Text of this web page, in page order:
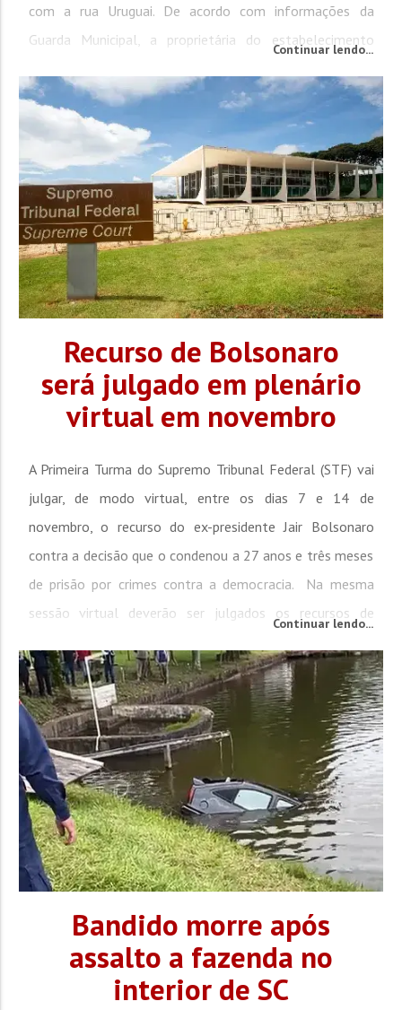
com a rua Uruguai. De acordo com informações da
Guarda Municipal, a proprietária do estabelecimento
cedo, pedindo comida e água,...
Continuar lendo...
Recurso de Bolsonaro
será julgado em plenário
virtual em novembro
A Primeira Turma do Supremo Tribunal Federal (STF) vai
julgar, de modo virtual, entre os dias 7 e 14 de
novembro, o recurso do ex-presidente Jair Bolsonaro
contra a decisão que o condenou a 27 anos e três meses
de prisão por crimes contra a democracia. Na mesma
sessão virtual deverão ser julgados os recursos de
e que foram considerados o núcleo principal de uma
tentativa de golpe de...
Continuar lendo...
Bandido morre após
assalto a fazenda no
interior de SC